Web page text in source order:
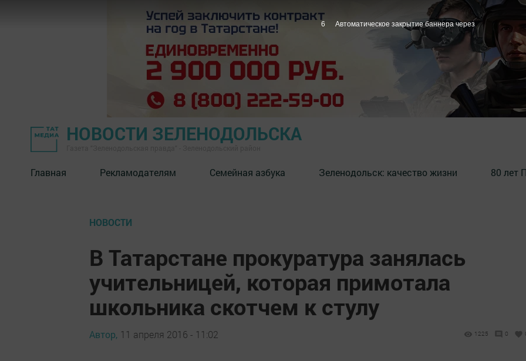
НОВОСТИ ЗЕЛЕНОДОЛЬСКА
Главная Рекламодателям Семейная азбука ⁠Зеленодольск: качество жизни 80 лет
НОВОСТИ
В Татарстане прокуратура занялась
учительницей, которая примотала
школьника скотчем к стулу
Автор, 11 апреля 2016 - 11:02 1225 0
5 Автоматическое закрытие баннера через